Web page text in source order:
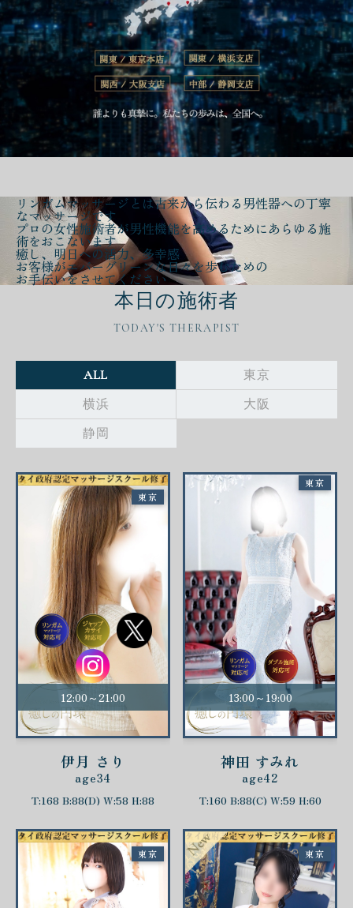
リンガムマッサージとは古来から伝わる男性器への丁寧
なマッサージです
プロの女性施術者が男性機能を高める ためにあらゆる施
術をおこないます
癒し、明日への活力、多幸感
お客様がエバーグリーンな日々を歩むための
お手伝いをさせてください
本日の施術者
TODAY'S THERAPIST
ALL
東京
横浜
大阪
静岡
12:00～21:00
伊月 さり
age34
T:168 B:88(D) W:58 H:88
東京
13:00～19:00
神田 すみれ
age42
T:160 B:88(C) W:59 H:60
東京
東京 東京